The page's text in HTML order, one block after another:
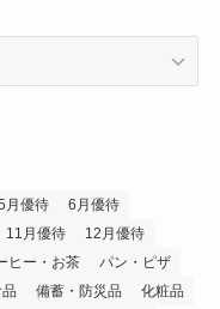
月優待
6月優待
11月優待
12月優待
ヒー・お茶
パン・ピザ
備蓄・防災品
化粧品